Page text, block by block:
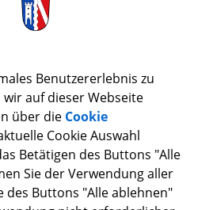
Benutzererlebnis zu
auf dieser Webseite
über die Cookie
Cookie Auswahl
Betätigen des Buttons "Alle
Sie der Verwendung aller
des Buttons "Alle ablehnen"